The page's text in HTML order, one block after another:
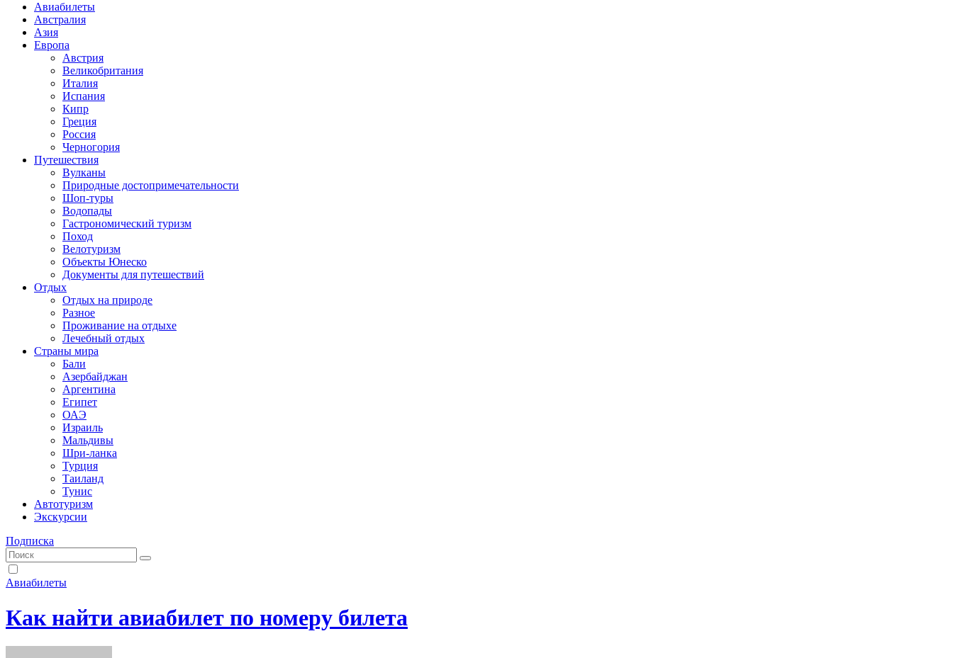
Авиабилеты
Австралия
Азия
Европа
Австрия
Великобритания
Италия
Испания
Кипр
Греция
Россия
Черногория
Путешествия
Вулканы
Природные достопримечательности
Шоп-туры
Водопады
Гастрономический туризм
Поход
Велотуризм
Объекты Юнеско
Документы для путешествий
Отдых
Отдых на природе
Разное
Проживание на отдыхе
Лечебный отдых
Страны мира
Бали
Азербайджан
Аргентина
Египет
ОАЭ
Израиль
Мальдивы
Шри-ланка
Турция
Таиланд
Тунис
Автотуризм
Экскурсии
Подписка
Авиабилеты
Как найти авиабилет по номеру билета